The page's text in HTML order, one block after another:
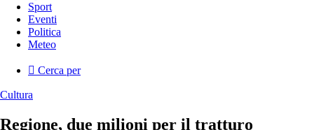
Sport
Eventi
Politica
Meteo
Cerca per
Cultura
Regione, due milioni per il tratturo